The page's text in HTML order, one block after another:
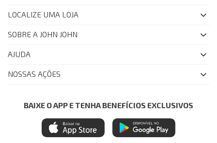
LOCALIZE UMA LOJA
SOBRE A JOHN JOHN
Quem Somos
John John Club
Painel de Privacidade
Central de Preferências
Ética e Sustentabilidade
AJUDA
FAQ
Regulamentos
Seja um Revendedor
NOSSAS AÇÕES
Azul Fidelidade
Mastercard
Itau Personnalite
BAIXE O APP E TENHA BENEFÍCIOS EXCLUSIVOS